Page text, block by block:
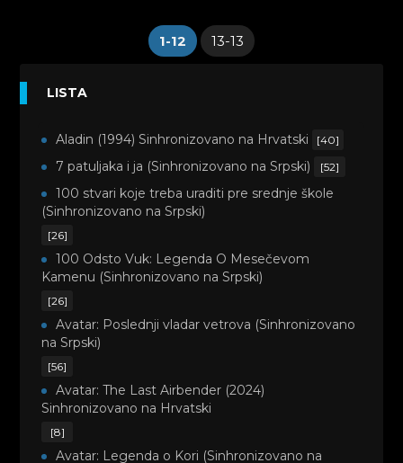
1-12 13-13
LISTA
Aladin (1994) Sinhronizovano na Hrvatski [40]
7 patuljaka i ja (Sinhronizovano na Srpski) [52]
100 stvari koje treba uraditi pre srednje škole
(Sinhronizovano na Srpski)
[26]
100 Odsto Vuk: Legenda O Mesečevom
Kamenu (Sinhronizovano na Srpski)
[26]
Avatar: Poslednji vladar vetrova (Sinhronizovano
na Srpski)
[56]
Avatar: The Last Airbender (2024)
Sinhronizovano na Hrvatski
[8]
Avatar: Legenda o Kori (Sinhronizovano na